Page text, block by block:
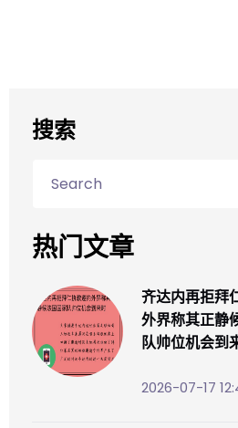
搜索
热门文章
齐达内再拒拜
外界称其正静
队帅位机会到
2026-07-17